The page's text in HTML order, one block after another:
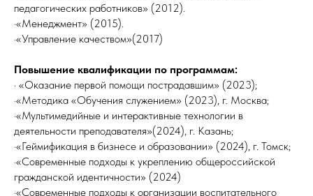
педагогических работников» (2012).
·«Менеджмент» (2015).
·«Управление качеством»(2017)
Повышение квалификации по программам:
· «Оказание первой помощи пострадавшим» (2023);
·«Методика «Обучения служением» (2023), г. Москва;
·«Мультимедийные и интерактивные технологии в
деятельности преподавателя»(2024), г. Казань;
·«Геймификация в бизнесе и образовании» (2024), г. Томск;
·«Современные подходы к укреплению общероссийской
гражданской идентичности» (2024)
·«Современные подходы к организации воспитательного